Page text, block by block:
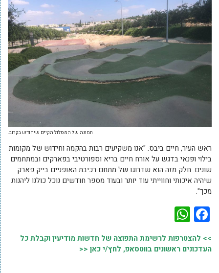
תמונה של המסלול הקיים שיחודש בקרוב.
ראש העיר, חיים ביבס: "אנו משקיעים רבות בהקמה וחידוש של מקומות
בילוי ופנאי בדגש על אורח חיים בריא וספורטיבי בפארקים ובמתחמים
שונים. חלק מזה הוא שדרוגו של מתחם רכיבת האופניים בייק פארק
שיהיה איכותי וחווייתי עוד יותר ובעוד מספר חודשים נוכל כולנו ליהנות
מכך".
Facebook
>> להצטרפות לרשימת התפוצה של חדשות מודיעין וקבלת כל
העדכונים ראשונים בווטסאפ, לחץ/י כאן <<